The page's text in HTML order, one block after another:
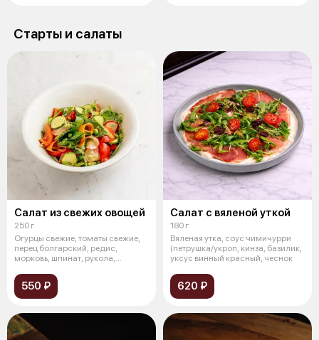
Старты и салаты
Салат из свежих овощей
250 г
Огурцы свежие, томаты свежие,
перец болгарский, редис,
морковь, шпинат, рукола,
550 ₽
Салат с вяленой уткой
180 г
Вяленая утка, соус чимичурри
(петрушка/укроп, кинза, базилик,
уксус винный красный, чеснок
620 ₽